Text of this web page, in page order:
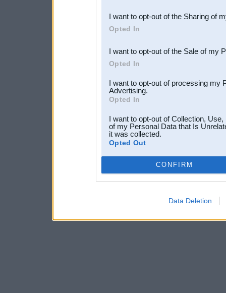
Downstream Participants
third parties.
I want to opt-out of the Sharing of
Opted In
I want to opt-out of the Sale of my
Opted In
I want to opt-out of processing my
Advertising.
Opted In
I want to opt-out of Collection,
of my Personal Data that Is
it was collected.
Opted Out
CONFIRM
Data Deletion